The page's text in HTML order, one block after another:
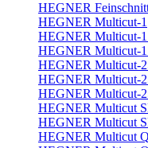
HEGNER
HEGNER Multicut-1
HEGNER Multicut-
HEGNER Multicut-1
HEGNER Multicut-
HEGNER Multicut-
HEGNER Multicut-
HEGNER Multicut
HEGNER Multicut
HEGNER Multicut